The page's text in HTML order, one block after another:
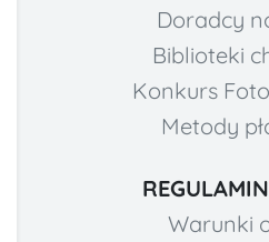
Doradcy
Biblioteki
Konkurs
Metody
Warunki